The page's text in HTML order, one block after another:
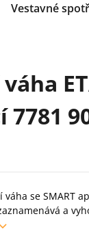
Vestavné
7781
(74 recenzí)
váha se SMART
a